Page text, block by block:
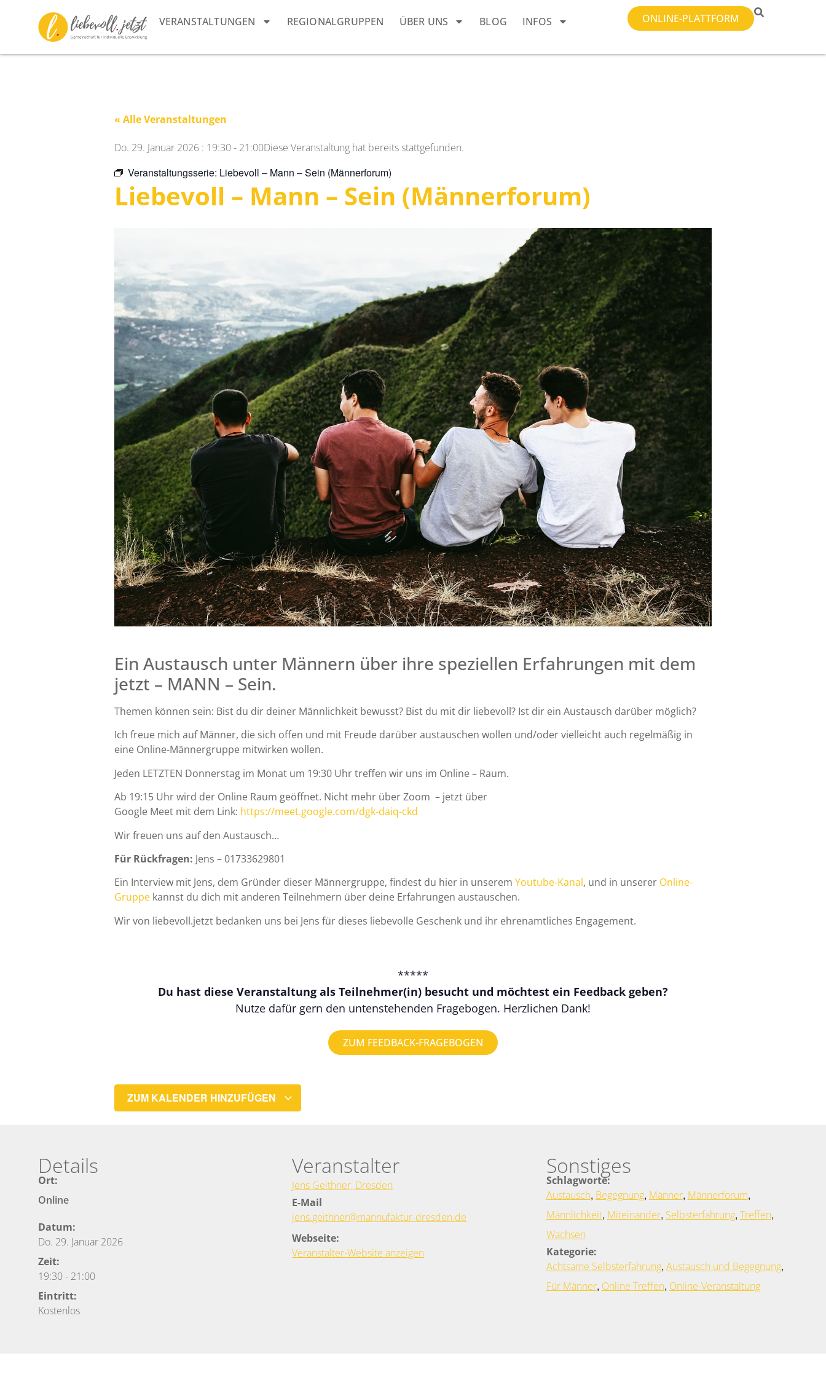
VERANSTALTUNGEN REGIONALGRUPPEN ÜBER UNS BLOG INFOS ONLINE-PLATTFORM
« Alle Veranstaltungen
Do. 29. Januar 2026 : 19:30- 21:00Diese Veranstaltung hat bereits stattgefunden.
Veranstaltungsserie: Liebevoll – Mann – Sein (Männerforum)
Liebevoll – Mann – Sein (Männerforum)
Ein Austausch unter Männern über ihre speziellen Erfahrungen mit dem
jetzt – MANN – Sein.
Themen können sein: Bist du dir deiner Männlichkeit bewusst? Bist du mit dir liebevoll? Ist dir ein Austausch darüber möglich?
Ich freue mich auf Männer, die sich offen und mit Freude darüber austauschen wollen und/oder vielleicht auch regelmäßig in
eine Online-Männergruppe mitwirken wollen.
Jeden LETZTEN Donnerstag im Monat um 19:30 Uhr treffen wir uns im Online – Raum.
Ab 19:15 Uhr wird der Online Raum geöffnet. Nicht mehr über Zoom – jetzt über
Google Meet mit dem Link: https://meet.google.com/dgk-daiq-ckd
Wir freuen uns auf den Austausch…
Für Rückfragen: Jens – 01733629801
Ein Interview mit Jens, dem Gründer dieser Männergruppe, findest du hier in unserem Youtube-Kanal, und in unserer Online-
Gruppe kannst du dich mit anderen Teilnehmern über deine Erfahrungen austauschen.
Wir von liebevoll.jetzt bedanken uns bei Jens für dieses liebevolle Geschenk und ihr ehrenamtliches Engagement.
*****
Du hast diese Veranstaltung als Teilnehmer(in) besucht und möchtest ein Feedback geben?
Nutze dafür gern den untenstehenden Fragebogen. Herzlichen Dank!
ZUM FEEDBACK-FRAGEBOGEN
ZUM KALENDER HINZUFÜGEN
Details
Ort:
Online
Datum:
Do. 29. Januar 2026
Zeit:
19:30- 21:00
Eintritt:
Kostenlos
Veranstalter
Jens Geithner, Dresden
E-Mail
jens.geithner@mannufaktur-dresden.de
Webseite:
Veranstalter-Website anzeigen
Sonstiges
Schlagworte:
Austausch, Begegnung, Männer, Männerforum,
Männlichkeit, Miteinander, Selbsterfahrung, Treffen,
Wachsen
Kategorie:
Achtsame Selbsterfahrung, Austausch und Begegnung,
Für Männer, Online Treffen, Online-Veranstaltung